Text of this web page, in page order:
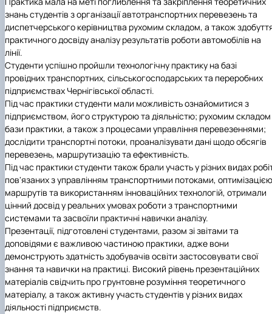
Іноземні мови
Працевлаштування
Їдальні та буфети
Студентські квитки
Центр вивчення мов
Психологічна підтримка
Інклюзивне середовище
Рада молодих вчених
Наукові школи
Стартап школа НУБіП України
Методичні рекомендації, пам'ятки
Форми документів
Патентно-ліцензійна діяльність
ЦКНО «Агропромисловий комплекс, лісове і
садово-паркове господарство, ветеринарна
медицина»
Обладнання НУБіП України
Біоетична комісія
Наукові видання
Досліднику та автору
Звіт про проведення НТЗ
Наукові журнали НУБіП України (English)
Пам'ятка про проведення науково-
заходів
Порядок планування та організації
проведення НТЗ
Результати науково-технічних заходів
Монографії
Наука для бізнесу
Каталог наукових послуг
«SEB-2025»
Наглядова рада
Рада роботодавців
Благодійний фонд «Голосіївська ініціатива
2020»
Історія університету
Видатні випускники та працівники
Звіт ректора
Пам'яті захисників України
Почесні доктори і професори НУБіП України
Пресслужба
Університетський кур'єр
Вибори ректора
Програма розвитку університету
ініціатива – 2025»
Доступ до публічної інформації
Державні закупівлі
Офіційна символіка
Антикорупційні заходи
Уповноважена особа з питань запобігання
виявлення корупції
Положення про антикорупційного
уповноваженого НУБіП України
Національні нормативно-правові акти
Нормативно-правові акти НУБіП України
Інформаційні ресурси НАЗК
Методичні роз’яснення НАЗК
Антикорупційні заходи
Гендерна радниця
Контактна інформація
знань студентів з організації автотранспортних перевезень та
диспетчерського керівництва рухомим складом, а також
практичного досвіду аналізу результатів роботи автомобілів на
лінії.
Cтуденти успішно пройшли технологічну практику на базі
провідних транспортних, сільськогосподарських та переробних
підприємствах Чернігівської області.
Під час практики студенти мали можливість ознайомитися з
підприємством, його структурою та діяльністю; рухомим складом
бази практики, а також з процесами управління перевезеннями;
дослідити транспортні потоки, проаналізувати дані щодо обсягів
перевезень, маршрутизацію та ефективність.
Під час практики студенти також брали участь у різних видах
пов'язаних з управлінням транспортними потоками, оптимізацією
маршрутів та використанням інноваційних технологій, отримали
цінний досвід у реальних умовах роботи з транспортними
системами та засвоїли практичні навички аналізу.
Презентації, підготовлені студентами, разом зі звітами та
доповідями є важливою частиною практики, адже вони
демонструють здатність здобувачів освіти застосовувати свої
знання та навички на практиці. Високий рівень презентаційних
матеріалів свідчить про грунтовне розуміння теоретичного
матеріалу, а також активну участь студентів у різних видах
діяльності підприємств.